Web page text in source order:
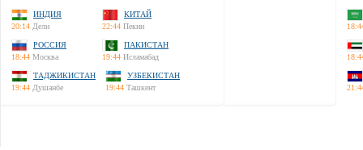
ИНДИЯ
20:14 Дели
КИТАЙ
22:44 Пекин
РОССИЯ
18:44 Москва
ПАКИСТАН
19:44 Исламабад
ТАДЖИКИСТАН
19:44 Душанбе
УЗБЕКИСТАН
19:44 Ташкент